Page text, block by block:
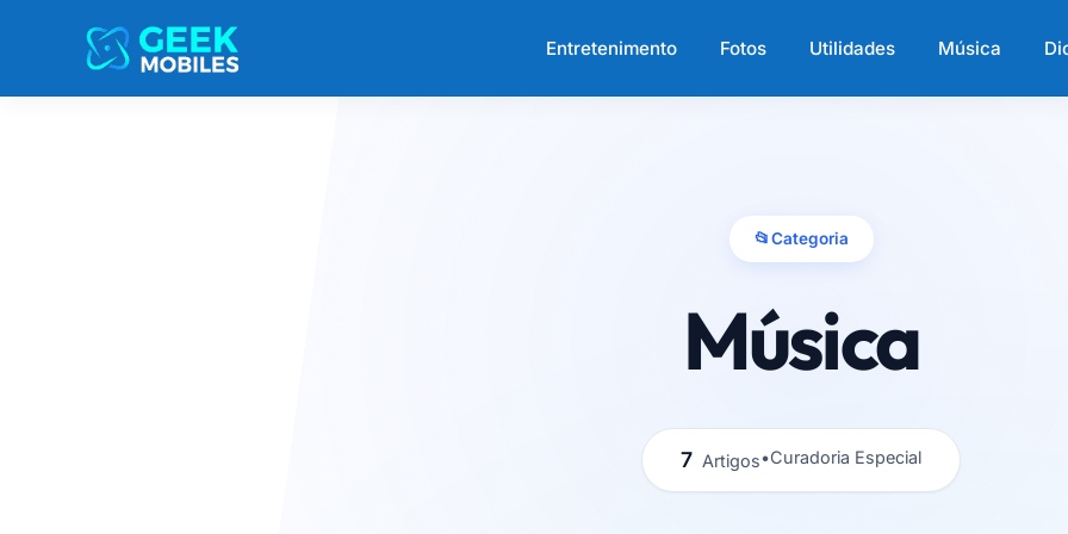
Entretenimento Fotos Utilidades Música
📂Categoria
Música
7 Artigos•Curadoria Especial